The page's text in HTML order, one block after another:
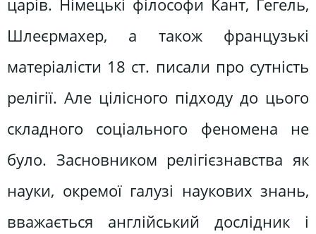
царів. Німецькі філософи Кант, Гегель,
Шлеєрмахер, а також французькі
матеріалісти 18 ст. писали про сутність
релігії. Але цілісного підходу до цього
складного соціального феномена не
було. Засновником релігієзнавства як
науки, окремої галузі наукових знань,
вважається англійський дослідник і